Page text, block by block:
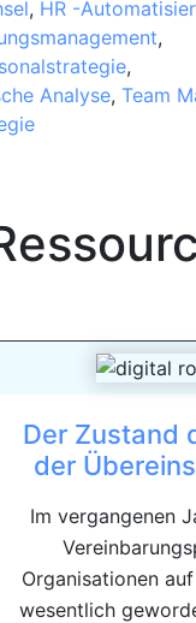
, HR -
,
,
Analyse, Team
Der Zustand
der
Im vergangenen
Organisationen
wesentlich